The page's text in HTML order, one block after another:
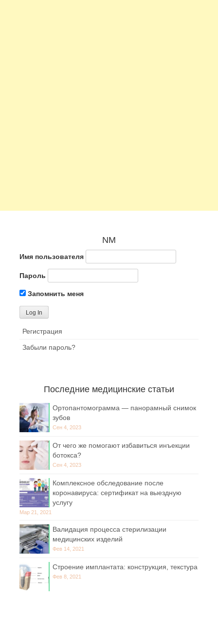
NM
Имя пользователя
Пароль
Запомнить меня
Регистрация
Забыли пароль?
Последние медицинские статьи
Ортопантомограмма — панорамный снимок
зубов
Сен 4, 2023
От чего же помогают избавиться инъекции
ботокса?
Сен 4, 2023
Комплексное обследование после
коронавируса: сертификат на выездную
услугу
Мар 21, 2021
Валидация процесса стерилизации
медицинских изделий
Фев 14, 2021
Строение имплантата: конструкция, текстура
Фев 8, 2021